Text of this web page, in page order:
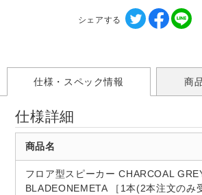
シェアする
仕様・スペック情報 商
仕様詳細
商品名
フロア型スピーカー CHARCOAL
BLADEONEMETA ［1本(2本注文のみ